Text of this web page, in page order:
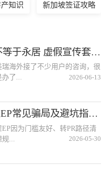
知识 新加坡签证攻略
新加坡EP不等于永居 虚假宣传套路拆解新加坡EP不等于永居 虚假宣传套路拆解
海外接了不少用户的咨询，很
了...
2026-06-13
新加坡自雇EP常见骗局及避坑指南汇总新加坡自雇EP常见骗局及避坑指南汇总
因为门槛友好、转PR路径清
...
2026-05-30